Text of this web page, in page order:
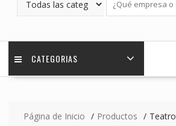
CATEGORIAS
Página de Inicio Productos Teatro